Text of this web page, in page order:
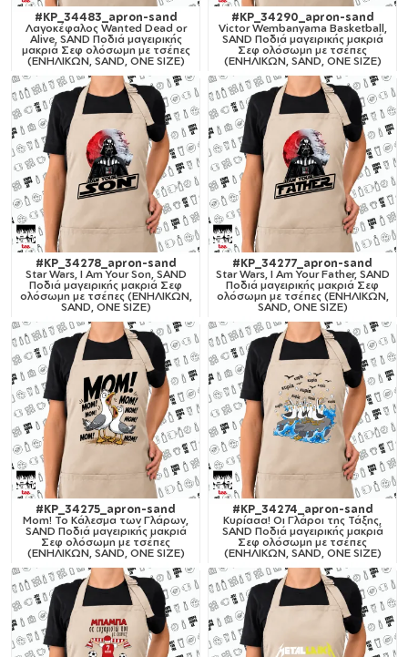
#KP_34483_apron-sand
Λαγοκέφαλος Wanted Dead or
Alive, SAND Ποδιά μαγειρικής
μακριά Σεφ ολόσωμη με τσέπες
(ΕΝΗΛΙΚΩΝ, SAND, ONE SIZE)
#KP_34290_apron-sand
Victor Wembanyama Basketball,
SAND Ποδιά μαγειρικής μακριά
Σεφ ολόσωμη με τσέπες
(ΕΝΗΛΙΚΩΝ, SAND, ONE SIZE)
#KP_34278_apron-sand
Star Wars, I Am Your Son, SAND
Ποδιά μαγειρικής μακριά Σεφ
ολόσωμη με τσέπες (ΕΝΗΛΙΚΩΝ,
SAND, ONE SIZE)
#KP_34277_apron-sand
Star Wars, I Am Your Father, SAND
Ποδιά μαγειρικής μακριά Σεφ
ολόσωμη με τσέπες (ΕΝΗΛΙΚΩΝ,
SAND, ONE SIZE)
#KP_34275_apron-sand
Mom! Το Κάλεσμα των Γλάρων,
SAND Ποδιά μαγειρικής μακριά
Σεφ ολόσωμη με τσέπες
(ΕΝΗΛΙΚΩΝ, SAND, ONE SIZE)
#KP_34274_apron-sand
Κυρίααα! Οι Γλάροι της Τάξης,
SAND Ποδιά μαγειρικής μακριά
Σεφ ολόσωμη με τσέπες
(ΕΝΗΛΙΚΩΝ, SAND, ONE SIZE)